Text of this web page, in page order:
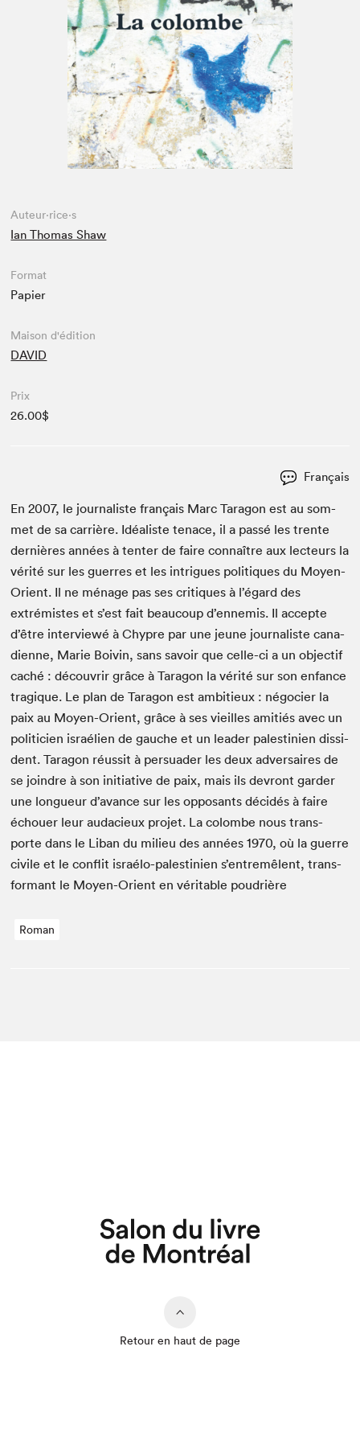
Espace médias
Auteur·rice·s
Ian Thomas Shaw
Format
Papier
Maison d'édition
DAVID
Prix
26.00$
Français
En2007, le jour­nal­iste français Marc Taragon est au som­
met de sa car­rière. Idéal­iste tenace, il a passé les trente
dernières années à ten­ter de faire con­naître aux lecteurs la
vérité sur les guer­res et les intrigues poli­tiques du Moyen-
Ori­ent. Il ne ménage pas ses cri­tiques à l’égard des
extrémistes et s’est fait beau­coup d’ennemis. Il accepte
d’être inter­viewé à Chypre par une jeune jour­nal­iste cana­
di­enne, Marie Boivin, sans savoir que celle-ci a un objec­tif
caché : décou­vrir grâce à Taragon la vérité sur son enfance
trag­ique. Le plan de Taragon est ambitieux : négoci­er la
paix au Moyen-Ori­ent, grâce à ses vieilles ami­tiés avec un
politi­cien israélien de gauche et un leader pales­tinien dis­si­
dent. Taragon réus­sit à per­suad­er les deux adver­saires de
se join­dre à son ini­tia­tive de paix, mais ils devront garder
une longueur d’avance sur les opposants décidés à faire
échouer leur auda­cieux pro­jet. La colombe nous trans­
porte dans le Liban du milieu des années1970, où la guerre
civile et le con­flit israé­lo-pales­tinien s’entremêlent, trans­
for­mant le Moyen-Ori­ent en véri­ta­ble poudrière
Roman
Retour en haut de page